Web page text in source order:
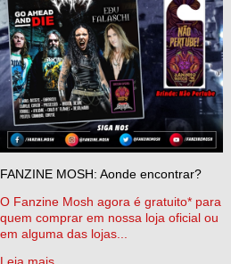
FANZINE MOSH: Aonde encontrar?
O Fanzine Mosh agora é gratuito* para
quem comprar em nossa loja oficial ou
em alguma das lojas...